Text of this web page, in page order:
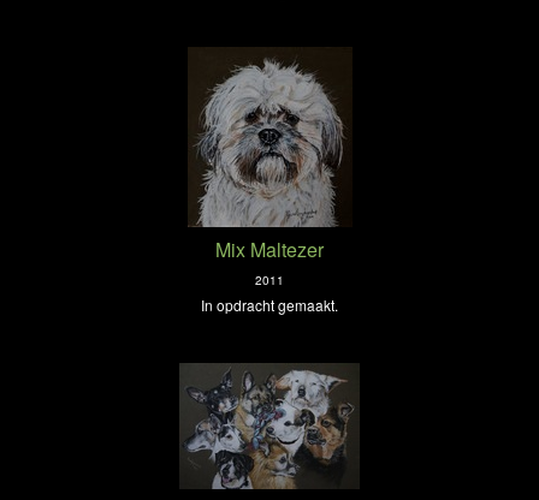
Mix Maltezer
2011
In opdracht gemaakt.